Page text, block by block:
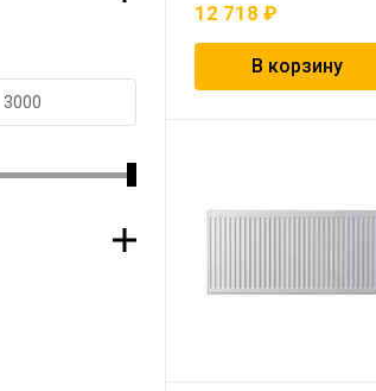
12 718 ₽
В корзину